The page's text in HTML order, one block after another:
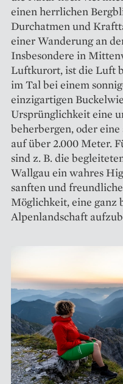
einen herrlichen
Durchatmen und
einer Wanderung an
Insbesondere in
Luftkurort, ist die Luft
im Tal bei einem
einzigartigen
Ursprünglichkeit eine
beherbergen, oder
auf über 2.000 Meter.
sind z. B. die
Wallgau ein wahres
sanften und
Möglichkeit, eine ganz
Alpenlandschaft